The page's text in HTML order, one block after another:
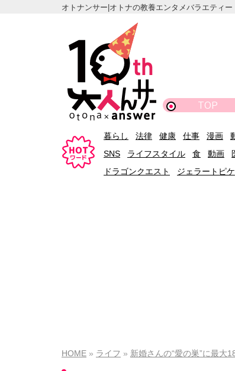
オトナンサー|オトナの教養エンタメバラエティー
TOP
暮らし 法律 健康 仕事 漫画
SNS
ライフスタイル 食 動画
ドラゴンクエスト
ジェラートピケ
HOME ライフ 新婚さんの“愛の巣”に最